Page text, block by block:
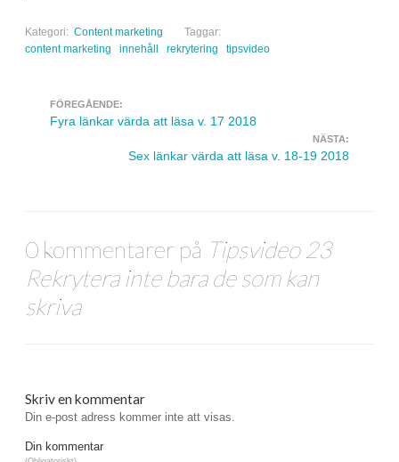
Kategori: Content marketing
Taggar:
content marketing
innehåll rekrytering tipsvideo
Navigera inlägg
FÖREGÅENDE:
Fyra länkar värda att läsa v. 17 2018
NÄSTA:
Sex länkar värda att läsa v. 18-19 2018
0 kommentarer på Tipsvideo 23
Rekrytera inte bara de som kan
skriva
Skriv en kommentar
Din e-post adress kommer inte att visas.
Din kommentar